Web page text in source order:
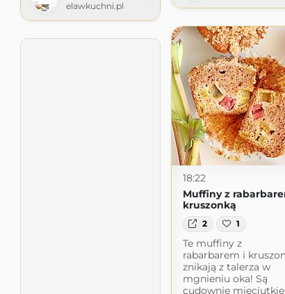
elawkuchni.pl
18:22
Muffiny z
kruszonką
2 1
Te muffiny z
rabarbarem i
znikają z talerza w
mgnieniu oka! Są
cudownie mięciutkie,